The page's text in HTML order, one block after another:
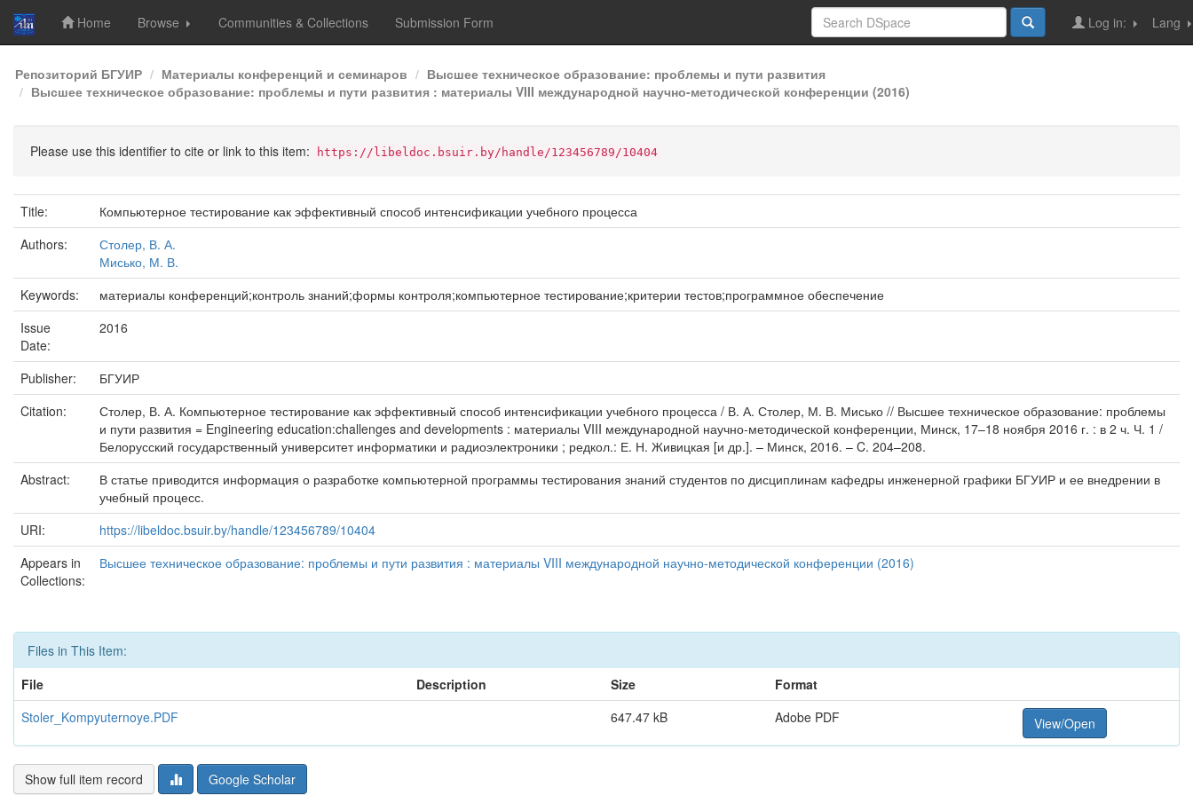
Skip
navigation
Home Browse Communities & Collections Submission Form Lang
Log in:
Репозиторий БГУИР Материалы конференций и семинаров
Высшее техническое образование: проблемы и пути развития
Высшее техническое образование: проблемы и пути развития : материалы VIII международной научно-методической конференции (2016)
Please use this identifier to cite or link to this item: https://libeldoc.bsuir.by/handle/123456789/10404
Title:
Компьютерное тестирование как эффективный способ интенсификации учебного процесса
Authors:
Столер, В. А.
Мисько, М. В.
Keywords:
материалы конференций;контроль знаний;формы контроля;компьютерное тестирование;критерии тестов;программное обеспечение
Issue
Date:
2016
Publisher:
БГУИР
Citation:
Столер, В. А. Компьютерное тестирование как эффективный способ интенсификации учебного процесса / В. А. Столер, М. В. Мисько // Высшее техническое образование: проблемы
и пути развития = Engineering education:challenges and developments : материалы VIII международной научно-методической конференции, Минск, 17–18 ноября 2016 г. : в 2 ч. Ч. 1 /
Белорусский государственный университет информатики и радиоэлектроники ; редкол.: Е. Н. Живицкая [и др.]. – Минск, 2016. – C. 204–208.
Abstract:
В статье приводится информация о разработке компьютерной программы тестирования знаний студентов по дисциплинам кафедры инженерной графики БГУИР и ее внедрении в
учебный процесс.
URI:
https://libeldoc.bsuir.by/handle/123456789/10404
Appears in
Collections:
Высшее техническое образование: проблемы и пути развития : материалы VIII международной научно-методической конференции (2016)
Files in This Item:
File
Description Size
Format
Stoler_Kompyuternoye.PDF
647.47 kB Adobe PDF View/Open
Show full item record Google Scholar